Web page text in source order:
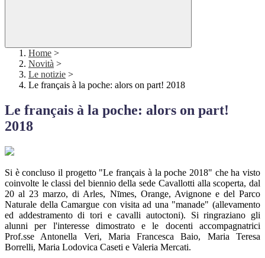
Home >
Novità >
Le notizie >
Le français à la poche: alors on part! 2018
Le français à la poche: alors on part!
2018
Si è concluso il progetto "Le français à la poche 2018" che ha visto
coinvolte le classi del biennio della sede Cavallotti alla scoperta, dal
20 al 23 marzo, di Arles, Nīmes, Orange, Avignone e del Parco
Naturale della Camargue con visita ad una "manade" (allevamento
ed addestramento di tori e cavalli autoctoni). Si ringraziano gli
alunni per l'interesse dimostrato e le docenti accompagnatrici
Prof.sse Antonella Veri, Maria Francesca Baio, Maria Teresa
Borrelli, Maria Lodovica Caseti e Valeria Mercati.